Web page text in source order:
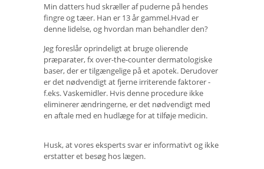
Min datters hud skræller af puderne på hendes
fingre og tæer. Han er 13 år gammel.Hvad er
denne lidelse, og hvordan man behandler den?
Jeg foreslår oprindeligt at bruge olierende
præparater, fx over-the-counter dermatologiske
baser, der er tilgængelige på et apotek. Derudover
er det nødvendigt at fjerne irriterende faktorer -
f.eks. Vaskemidler. Hvis denne procedure ikke
eliminerer ændringerne, er det nødvendigt med
en aftale med en hudlæge for at tilføje medicin.
Husk, at vores eksperts svar er informativt og ikke
erstatter et besøg hos lægen.